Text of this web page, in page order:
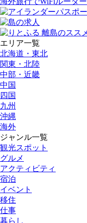
エリア一覧
北海道・東北
関東・北陸
中部・近畿
中国
四国
九州
沖縄
海外
ジャンル一覧
観光スポット
グルメ
アクティビティ
宿泊
イベント
移住
仕事
暮らし